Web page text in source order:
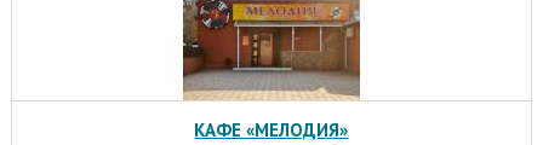
КАФЕ «МЕЛОДИЯ»